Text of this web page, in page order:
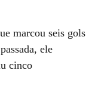
marcou seis gols
ele
cinco